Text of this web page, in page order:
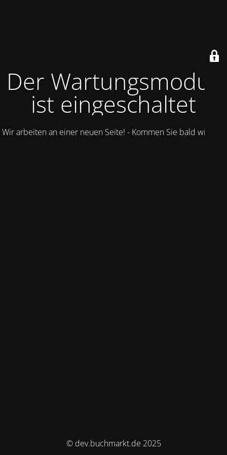
Der Wartungsmodus
ist eingeschaltet
Wir arbeiten an einer neuen Seite! - Kommen Sie bald wieder.
© dev.buchmarkt.de 2025